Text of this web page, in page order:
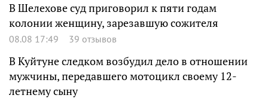
В Шелехове суд приговорил к пяти годам
колонии женщину, зарезавшую сожителя
08.08 17:49 39 отзывов
В Куйтуне следком возбудил дело в отношении
мужчины, передавшего мотоцикл своему 12-
летнему сыну